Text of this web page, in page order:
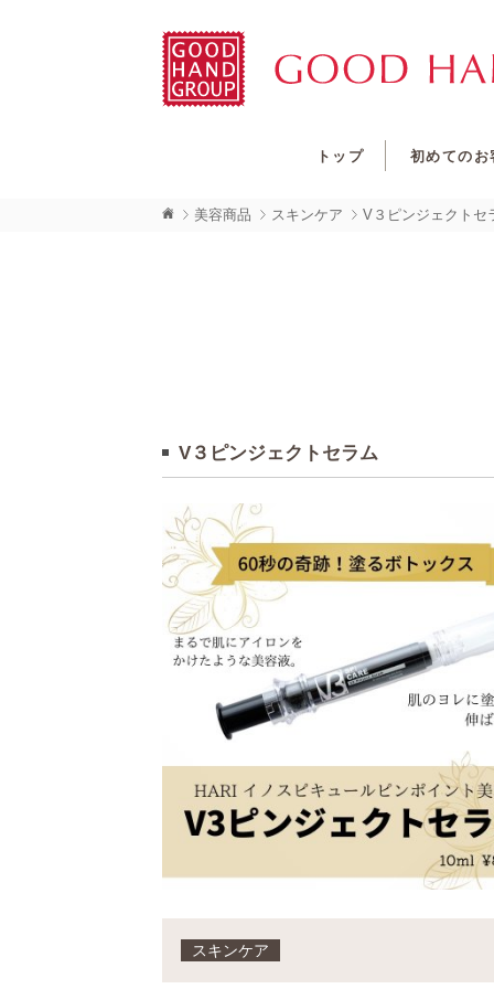
トップ 初めてのお
美容商品 スキンケア V３ピンジェクトセ
V３ピンジェクトセラム
スキンケア